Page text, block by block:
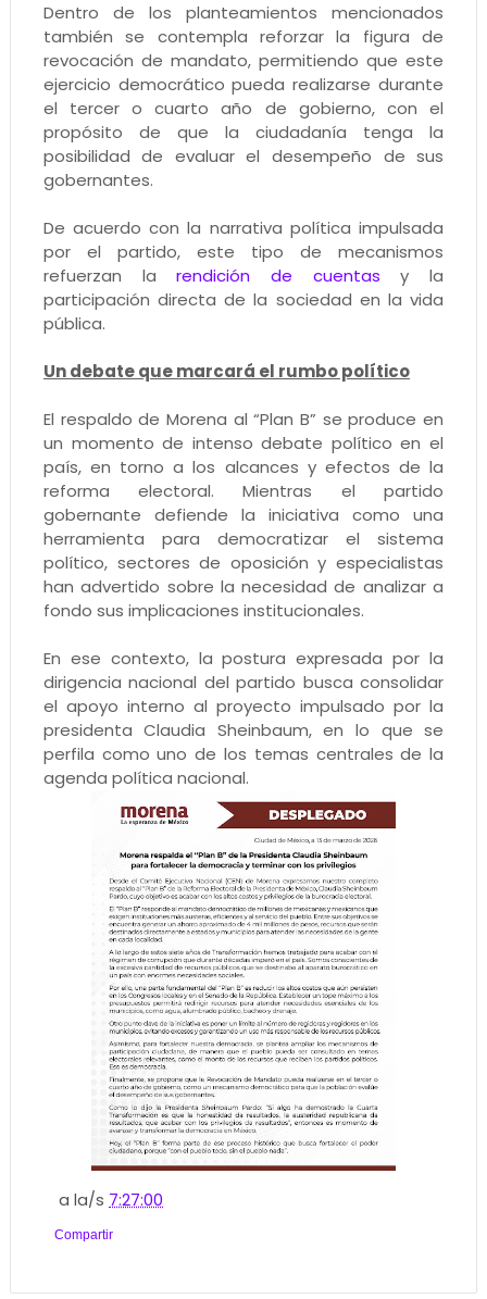
Dentro de los planteamientos mencionados
también se contempla reforzar la figura de
revocación de mandato, permitiendo que este
ejercicio democrático pueda realizarse durante
el tercer o cuarto año de gobierno, con el
propósito de que la ciudadanía tenga la
posibilidad de evaluar el desempeño de sus
gobernantes.
De acuerdo con la narrativa política impulsada
por el partido, este tipo de mecanismos
refuerzan larendición de cuentas y la
participación directa de la sociedad en la vida
pública.
Un debate que marcará el rumbo político
El respaldo de Morena al “Plan B” se produce en
un momento de intenso debate político en el
país, en torno a los alcances y efectos de la
reforma electoral. Mientras el partido
gobernante defiende la iniciativa como una
herramienta para democratizar el sistema
político, sectores de oposición y especialistas
han advertido sobre la necesidad de analizar a
fondo sus implicaciones institucionales.
En ese contexto, la postura expresada por la
dirigencia nacional del partido busca consolidar
el apoyo interno al proyecto impulsado por la
presidenta Claudia Sheinbaum, en lo que se
perfila como uno de los temas centrales de la
agenda política nacional.
a la/s 7:27:00
Compartir